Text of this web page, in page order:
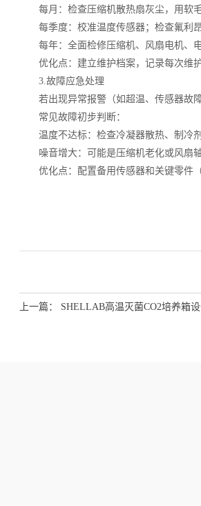
每月：检查压缩机散热扇灰尘，用软毛
每季度：校准温度传感器；检查氟利昂
每年：全面检修压缩机、风扇电机、电
优化点：建立维护档案，记录每次维护
3.故障应急处理
若出现异常报警（如超温、传感器故障
常见故障初步判断：
温度不达标：检查冷凝器散热、制冷剂
噪音增大：可能是压缩机老化或风扇轴
优化点：配置备用传感器和关键零件（
上一篇： SHELLAB高温灭菌CO2培养箱